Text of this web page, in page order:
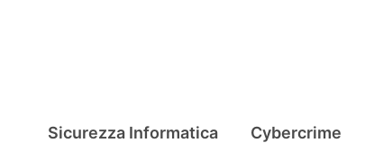
Sicurezza Informatica Cybercrime